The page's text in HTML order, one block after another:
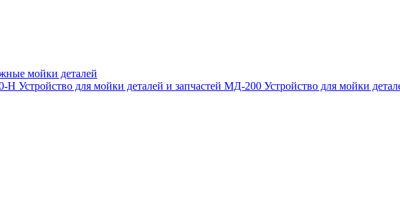
мойки деталей
H Устройство для мойки деталей и запчастей МД-200 Устройство для мойки